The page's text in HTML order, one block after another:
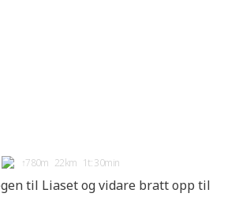
↑780m 22km 1t: 30min
til Liaset og vidare bratt opp til